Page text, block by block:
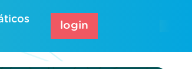
login